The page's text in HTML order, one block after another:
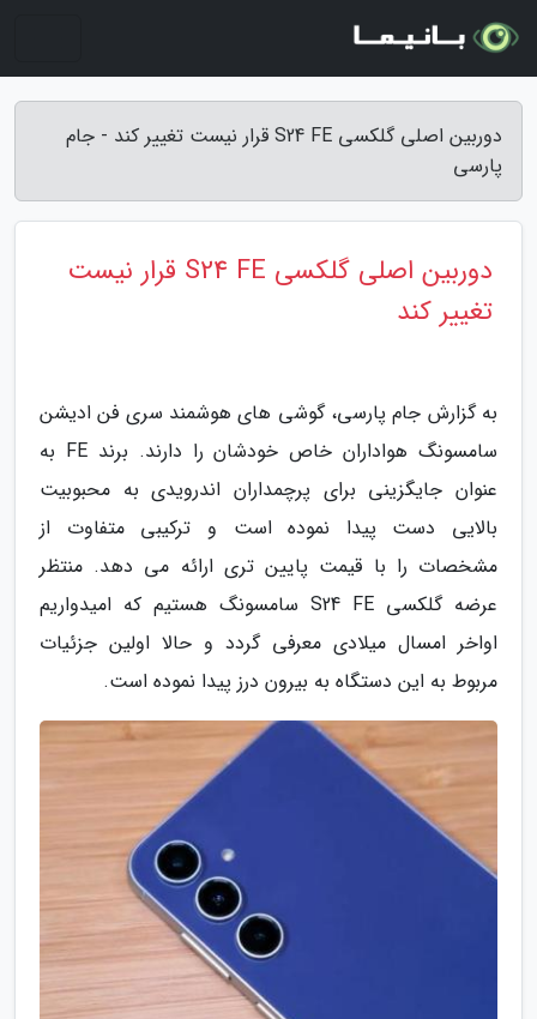
دوربین اصلی گلکسی S24 FE قرار نیست تغییر کند - جام
پارسی
دوربین اصلی گلکسی S24 FE قرار نیست
تغییر کند
به گزارش جام پارسی، گوشی های هوشمند سری فن ادیشن
سامسونگ هواداران خاص خودشان را دارند. برند FE به
عنوان جایگزینی برای پرچمداران اندرویدی به محبوبیت
بالایی دست پیدا نموده است و ترکیبی متفاوت از
مشخصات را با قیمت پایین تری ارائه می دهد. منتظر
عرضه گلکسی S24 FE سامسونگ هستیم که امیدواریم
اواخر امسال میلادی معرفی گردد و حالا اولین جزئیات
مربوط به این دستگاه به بیرون درز پیدا نموده است.